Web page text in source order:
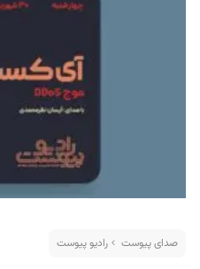
صدای پیوست رادیو پیوست